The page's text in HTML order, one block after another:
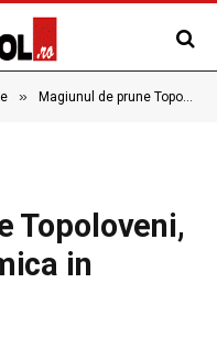
» Magiunul de prune Topoloveni, in misiune economica in Suedia
Topoloveni,
in